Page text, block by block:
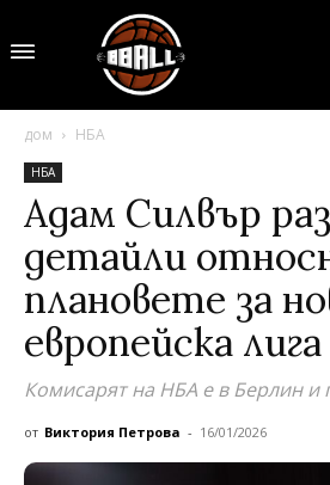
дом НБА
НБА
Адам Силвър
детайли
плановете за
европейска лига
Комисарят на НБА е в Берлин и
от Виктория Петрова - 16/01/2026